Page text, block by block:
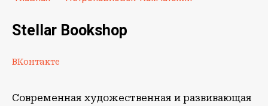
Stellar Bookshop
ВКонтакте
Современная художественная и развивающая